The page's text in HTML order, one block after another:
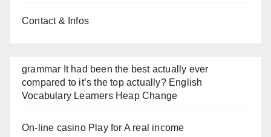
Contact & Infos
grammar It had been the best actually ever
compared to it’s the top actually? English
Vocabulary Learners Heap Change
On-line casino Play for A real income